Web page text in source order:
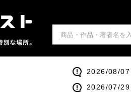
2026/08/07
2026/07/29